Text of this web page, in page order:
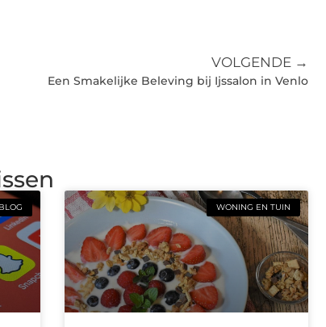
VOLGENDE →
Een Smakelijke Beleving bij Ijssalon in Venlo
BLOG WONING EN TUIN